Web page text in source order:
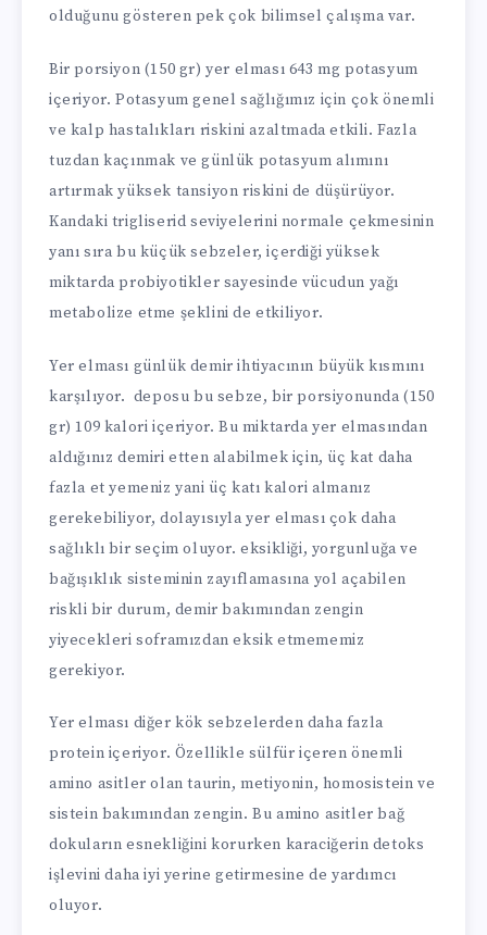
olduğunu gösteren pek çok bilimsel çalışma var.
Bir porsiyon (150 gr) yer elması 643 mg potasyum
içeriyor. Potasyum genel sağlığımız için çok önemli
ve kalp hastalıkları riskini azaltmada etkili. Fazla
tuzdan kaçınmak ve günlük potasyum alımını
artırmak yüksek tansiyon riskini de düşürüyor.
Kandaki trigliserid seviyelerini normale çekmesinin
yanı sıra bu küçük sebzeler, içerdiği yüksek
miktarda probiyotikler sayesinde vücudun yağı
metabolize etme şeklini de etkiliyor.
Yer elması günlük demir ihtiyacının büyük kısmını
karşılıyor. deposu bu sebze, bir porsiyonunda (150
gr) 109 kalori içeriyor. Bu miktarda yer elmasından
aldığınız demiri etten alabilmek için, üç kat daha
fazla et yemeniz yani üç katı kalori almanız
gerekebiliyor, dolayısıyla yer elması çok daha
sağlıklı bir seçim oluyor. eksikliği, yorgunluğa ve
bağışıklık sisteminin zayıflamasına yol açabilen
riskli bir durum, demir bakımından zengin
yiyecekleri soframızdan eksik etmememiz
gerekiyor.
Yer elması diğer kök sebzelerden daha fazla
protein içeriyor. Özellikle sülfür içeren önemli
amino asitler olan taurin, metiyonin, homosistein ve
sistein bakımından zengin. Bu amino asitler bağ
dokuların esnekliğini korurken karaciğerin detoks
işlevini daha iyi yerine getirmesine de yardımcı
oluyor.